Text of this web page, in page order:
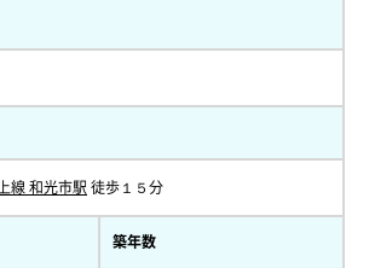
線 和光市駅 徒歩１５分
築年数